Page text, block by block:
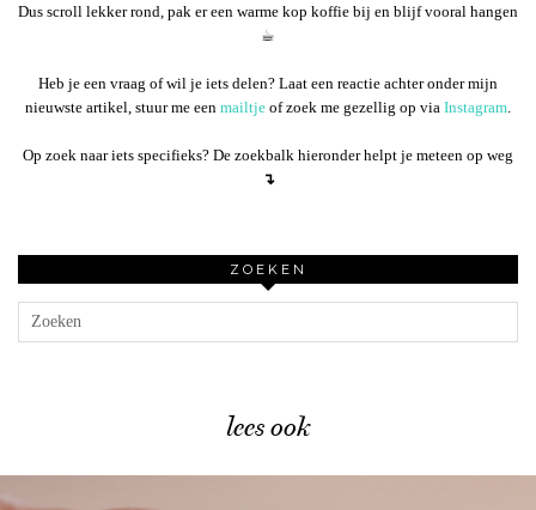
Dus scroll lekker rond, pak er een warme kop koffie bij en blijf vooral hangen
☕︎
Heb je een vraag of wil je iets delen? Laat een reactie achter onder mijn
nieuwste artikel, stuur me een mailtje of zoek me gezellig op via Instagram
Op zoek naar iets specifieks? De zoekbalk hieronder helpt je meteen op weg
↴
ZOEKEN
lees ook